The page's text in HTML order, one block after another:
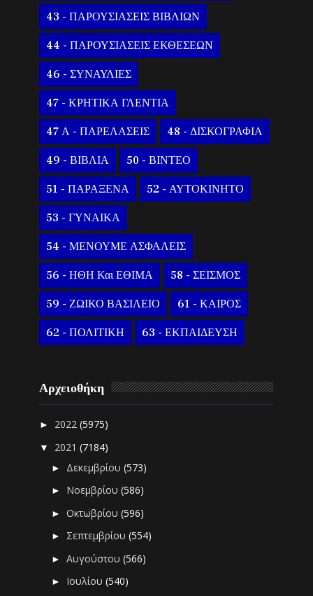
43 - ΠΑΡΟΥΣΙΑΣΕΙΣ ΒΙΒΛΙΩΝ
44 - ΠΑΡΟΥΣΙΑΣΕΙΣ ΕΚΘΕΣΕΩΝ
46 - ΣΥΝΑΥΛΙΕΣ
47 - ΚΡΗΤΙΚΑ ΓΛΕΝΤΙΑ
47 Α - ΠΑΡΕΛΑΣΕΙΣ 48 - ΔΙΣΚΟΓΡΑΦΙΑ
49 - ΒΙΒΛΙΑ 50 - ΒΙΝΤΕΟ
51 - ΠΑΡΑΞΕΝΑ 52 - ΑΥΤΟΚΙΝΗΤΟ
53 - ΓΥΝΑΙΚΑ
54 - ΜΕΝΟΥΜΕ ΑΣΦΑΛΕΙΣ
56 - ΗΘΗ Και ΕΘΙΜΑ 58 - ΣΕΙΣΜΟΣ
59 - ΖΩΙΚΟ ΒΑΣΙΛΕΙΟ 61 - ΚΑΙΡΟΣ
62 - ΠΟΛΙΤΙΚΗ 63 - ΕΚΠΑΙΔΕΥΣΗ
Αρχειοθήκη
► 2022(5975)
▼ 2021(7184)
► Δεκεμβρίου(573)
► Νοεμβρίου(586)
►Οκτωβρίου(596)
► Σεπτεμβρίου(554)
►Αυγούστου(566)
► Ιουλίου(540)